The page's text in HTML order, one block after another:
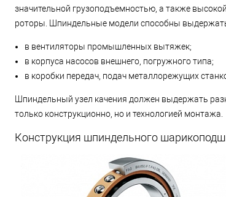
значительной грузоподъемностью, а также
роторы. Шпиндельные модели способны
в вентиляторы промышленных вытяжек;
в корпуса насосов внешнего, погружного типа;
в коробки передач, подач металлорежущих
Шпиндельный узел качения должен выдержать
только конструкционно, но и технологией монтажа.
Конструкция шпиндельного